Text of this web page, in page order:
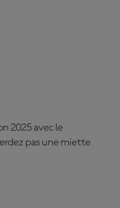
2025 avec le
pas une miette